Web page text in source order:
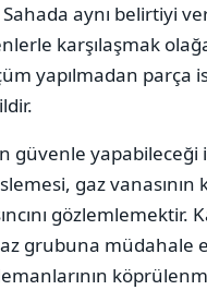
Sahada aynı belirtiyi
karşılaşmak
yapılmadan parça
güvenle
gaz vanasının
gözlemlemektir.
grubuna müdahale